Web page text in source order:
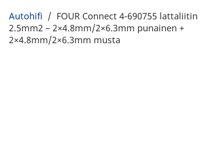
Autohifi / FOUR Connect 4-690755 lattaliitin
2.5mm2 – 2×4.8mm/2×6.3mm punainen +
2×4.8mm/2×6.3mm musta